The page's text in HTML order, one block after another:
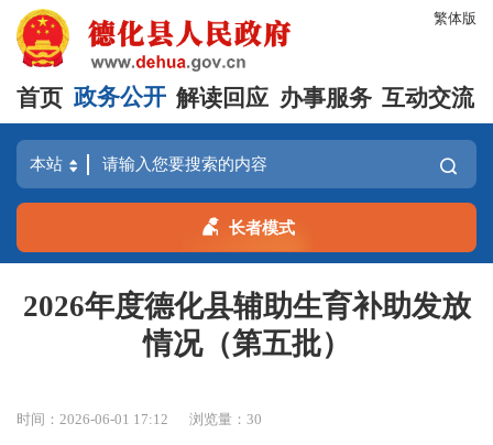
繁体版
首页 政务公开 解读回应 办事服务 互动交流
长者模式
2026年度德化县辅助生育补助发放
情况（第五批）
时间：2026-06-01 17:12 浏览量：30